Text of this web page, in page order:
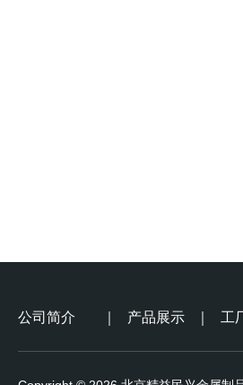
公司简介 产品展示 工